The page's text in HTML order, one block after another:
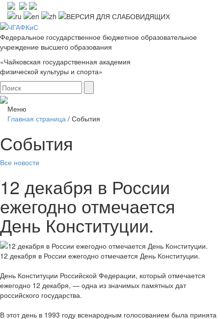
Федеральное государственное бюджетное образовательное
учреждение высшего образования
«Чайковская государственная академия
физической культуры и спорта»
Меню
Главная страница / События
События
Все новости
12 декабря в России
ежегодно отмечается
День Конституции.
12 декабря в России ежегодно отмечается День Конституции.
День Конституции Российской Федерации, который отмечается
ежегодно 12 декабря, — одна из значимых памятных дат
российского государства.
В этот день в 1993 году всенародным голосованием была принята